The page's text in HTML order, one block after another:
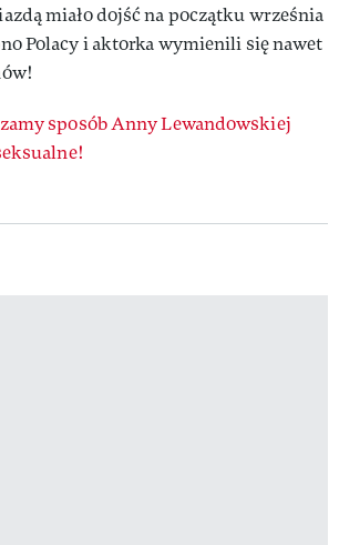
miało dojść na początku września
Polacy i aktorka wymienili się nawet
sposób Anny Lewandowskiej